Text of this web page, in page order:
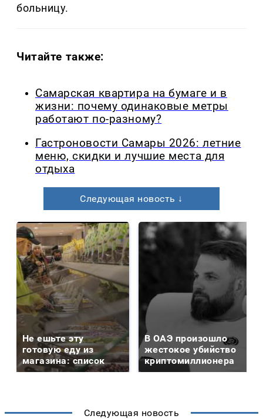
больницу.
Читайте также:
Самарская квартира на бумаге и в
жизни: почему одинаковые метры
работают по-разному?
Гастроновости Самары 2026: летние
меню, скидки и лучшие места для
отдыха
Следующая новость ↓
Не ешьте эту
готовую еду из
магазина: список
В ОАЭ произошло
жестокое убийство
криптомиллионера
Следующая новость